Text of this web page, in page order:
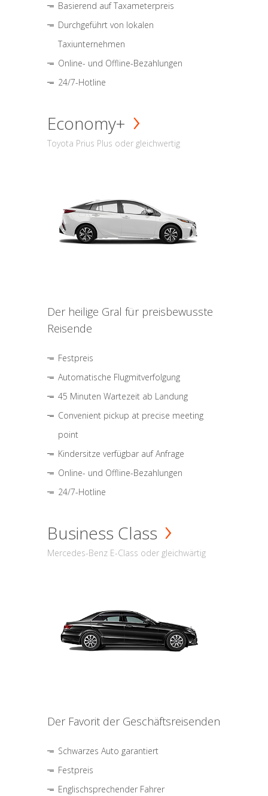
Basierend auf Taxameterpreis
Durchgeführt von lokalen
Taxiunternehmen
Online- und Offline-Bezahlungen
24/7-Hotline
Economy+
Toyota Prius Plus oder gleichwertig
Der heilige Gral für preisbewusste
Reisende
Festpreis
Automatische Flugmitverfolgung
45 Minuten Wartezeit ab Landung
Convenient pickup at precise meeting
point
Kindersitze verfügbar auf Anfrage
Online- und Offline-Bezahlungen
24/7-Hotline
Business Class
Mercedes-Benz E-Class oder gleichwärtig
Der Favorit der Geschäftsreisenden
Schwarzes Auto garantiert
Festpreis
Englischsprechender Fahrer